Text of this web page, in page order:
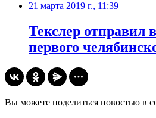
21 марта 2019 г., 11:39
Текслер отправил
первого
Вы можете поделиться новостью в